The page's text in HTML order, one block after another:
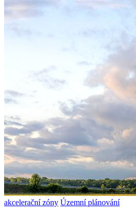
akcelerační zóny Územní plánování